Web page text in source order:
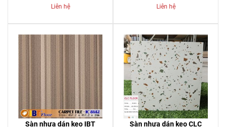
Liên hệ Liên hệ
Sàn nhựa dán keo IBT
Sàn nhựa dán keo CLC